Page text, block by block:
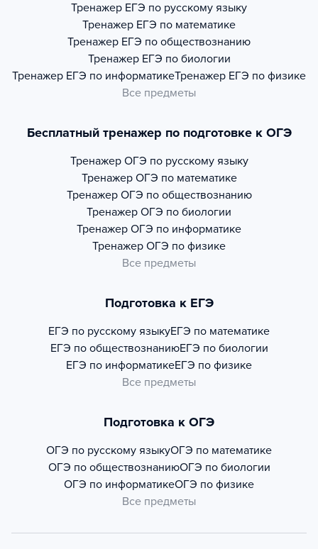
Тренажер ЕГЭ по русскому языку
Тренажер ЕГЭ по математике
Тренажер ЕГЭ по обществознанию
Тренажер ЕГЭ по биологии
Тренажер ЕГЭ по информатикеТренажер ЕГЭ по физике
Все предметы
Бесплатный тренажер по подготовке к ОГЭ
Тренажер ОГЭ по русскому языку
Тренажер ОГЭ по математике
Тренажер ОГЭ по обществознанию
Тренажер ОГЭ по биологии
Тренажер ОГЭ по информатике
Тренажер ОГЭ по физике
Все предметы
Подготовка к ЕГЭ
ЕГЭ по русскому языкуЕГЭ по математике
ЕГЭ по обществознаниюЕГЭ по биологии
ЕГЭ по информатикеЕГЭ по физике
Все предметы
Подготовка к ОГЭ
ОГЭ по русскому языкуОГЭ по математике
ОГЭ по обществознаниюОГЭ по биологии
ОГЭ по информатикеОГЭ по физике
Все предметы